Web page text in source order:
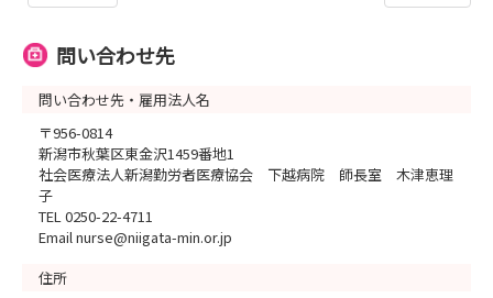
問い合わせ先
問い合わせ先・雇用法人名
〒956-0814
新潟市秋葉区東金沢1459番地1
社会医療法人新潟勤労者医療協会 下越病院 師長室 木津恵理
子
TEL 0250-22-4711
Email nurse@niigata-min.or.jp
住所